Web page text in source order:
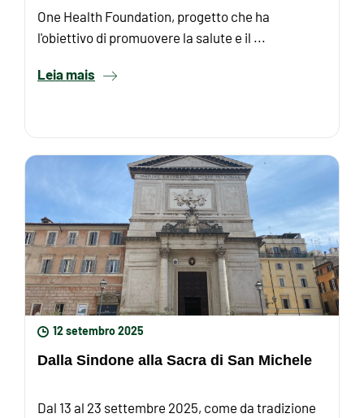
piazza Risorgimento ...
One Health Foundation, progetto che ha
l'obiettivo di promuovere la salute e il ...
Leia mais
12 setembro 2025
Dalla Sindone alla Sacra di San Michele
Dal 13 al 23 settembre 2025, come da tradizione